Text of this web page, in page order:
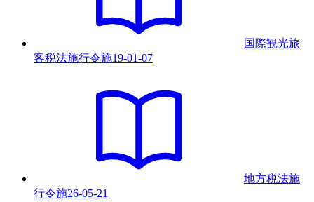
国際観光旅
客税法施行令施19-01-07
地方税法施
行令施26-05-21